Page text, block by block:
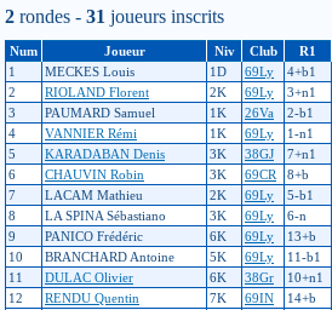
2 rondes - 31 joueurs inscrits
Num Joueur Niv Club R1
1
MECKES Louis 1D 69Ly 4+b1
2
RIOLAND Florent 2K 69Ly 3+n1
3
PAUMARD Samuel 1K 26Va 2-b1
4
VANNIER Rémi 1K 69Ly 1-n1
5
KARADABAN Denis 3K 38GJ 7+n1
6
CHAUVIN Robin 3K 69CR 8+b
7
LACAM Mathieu 2K 69Ly 5-b1
8
LA SPINA Sébastiano 3K 69Ly 6-n
9
PANICO Frédéric 6K 69Ly 13+b
10
BRANCHARD Antoine 5K 69Ly 11-b1
11
DULAC Olivier 6K 38Gr 10+n1
12
RENDU Quentin 7K 69IN 14+b